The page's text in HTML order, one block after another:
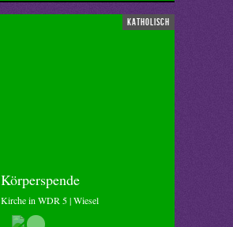
katholisch
Körperspende
Kirche in WDR 5 | Wiesel